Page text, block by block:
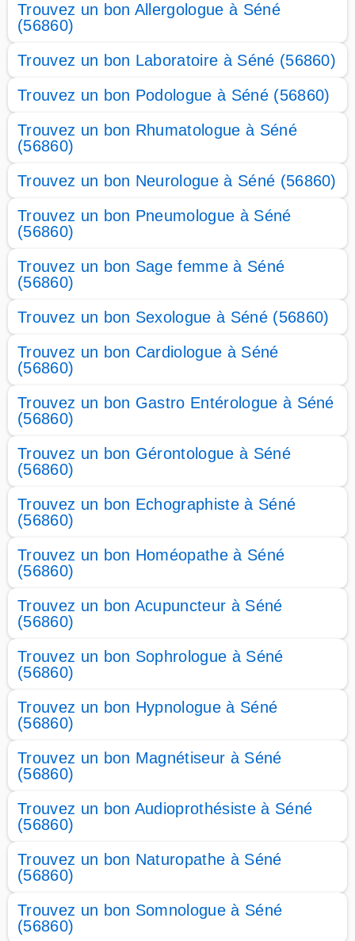
Trouvez un bon Allergologue à Séné
(56860)
Trouvez un bon Laboratoire à Séné (56860)
Trouvez un bon Podologue à Séné (56860)
Trouvez un bon Rhumatologue à Séné
(56860)
Trouvez un bon Neurologue à Séné (56860)
Trouvez un bon Pneumologue à Séné
(56860)
Trouvez un bon Sage femme à Séné
(56860)
Trouvez un bon Sexologue à Séné (56860)
Trouvez un bon Cardiologue à Séné
(56860)
Trouvez un bon Gastro Entérologue à Séné
(56860)
Trouvez un bon Gérontologue à Séné
(56860)
Trouvez un bon Echographiste à Séné
(56860)
Trouvez un bon Homéopathe à Séné
(56860)
Trouvez un bon Acupuncteur à Séné
(56860)
Trouvez un bon Sophrologue à Séné
(56860)
Trouvez un bon Hypnologue à Séné
(56860)
Trouvez un bon Magnétiseur à Séné
(56860)
Trouvez un bon Audioprothésiste à Séné
(56860)
Trouvez un bon Naturopathe à Séné
(56860)
Trouvez un bon Somnologue à Séné
(56860)